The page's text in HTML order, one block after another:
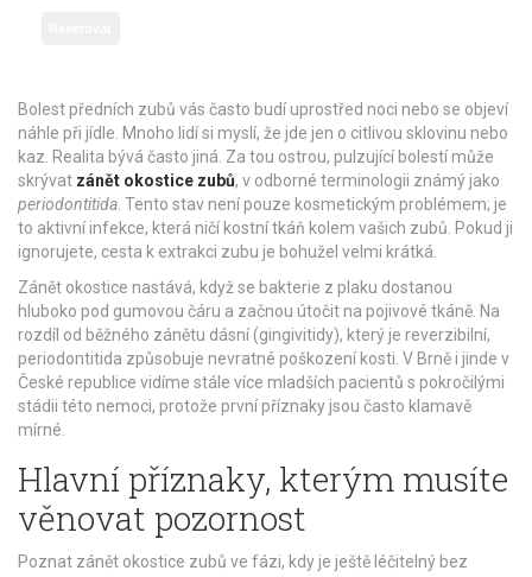
Bolest předních zubů vás často budí uprostřed noci nebo se objeví
náhle při jídle. Mnoho lidí si myslí, že jde jen o citlivou sklovinu nebo
kaz. Realita bývá často jiná. Za tou ostrou, pulzující bolestí může
skrývat zánět okostice zubů, v odborné terminologii známý jako
periodontitida . Tento stav není pouze kosmetickým problémem; je
to aktivní infekce, která ničí kostní tkáň kolem vašich zubů. Pokud ji
ignorujete, cesta k extrakci zubu je bohužel velmi krátká.
Zánět okostice nastává, když se bakterie z plaku dostanou
hluboko pod gumovou čáru a začnou útočit na pojivové tkáně. Na
rozdíl od běžného zánětu dásní (gingivitidy), který je reverzibilní,
periodontitida způsobuje nevratné poškození kosti. V Brně i jinde v
České republice vidíme stále více mladších pacientů s pokročilými
stádii této nemoci, protože první příznaky jsou často klamavě
mírné.
Hlavní příznaky, kterým musíte
věnovat pozornost
Poznat zánět okostice zubů ve fázi, kdy je ještě léčitelný bez